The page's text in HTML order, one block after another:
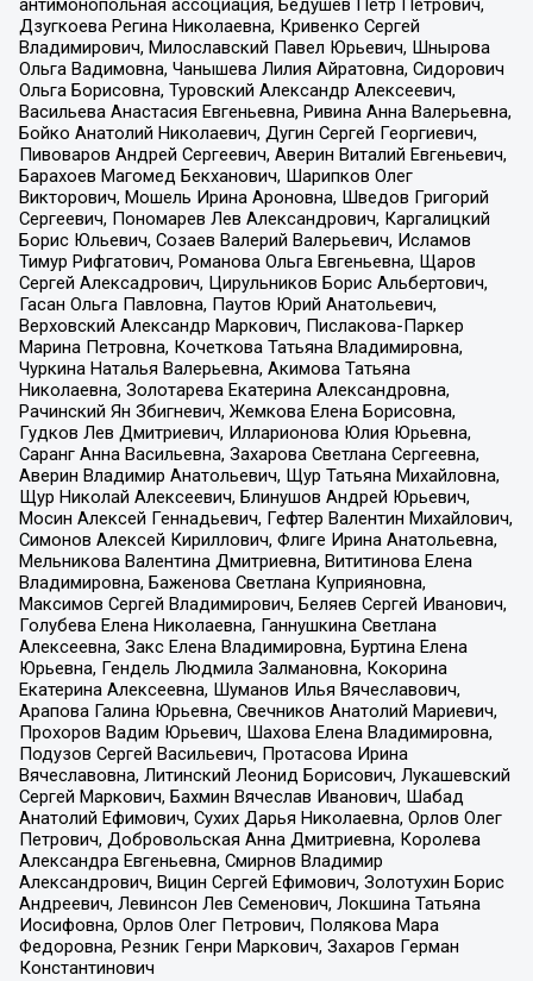
антимонопольная ассоциация, Бедушев Петр Петрович,
Дзугкоева Регина Николаевна, Кривенко Сергей
Владимирович, Милославский Павел Юрьевич, Шнырова
Ольга Вадимовна, Чанышева Лилия Айратовна, Сидорович
Ольга Борисовна, Туровский Александр Алексеевич,
Васильева Анастасия Евгеньевна, Ривина Анна Валерьевна,
Бойко Анатолий Николаевич, Дугин Сергей Георгиевич,
Пивоваров Андрей Сергеевич, Аверин Виталий Евгеньевич,
Барахоев Магомед Бекханович, Шарипков Олег
Викторович, Мошель Ирина Ароновна, Шведов Григорий
Сергеевич, Пономарев Лев Александрович, Каргалицкий
Борис Юльевич, Созаев Валерий Валерьевич, Исламов
Тимур Рифгатович, Романова Ольга Евгеньевна, Щаров
Сергей Алексадрович, Цирульников Борис Альбертович,
Гасан Ольга Павловна, Паутов Юрий Анатольевич,
Верховский Александр Маркович, Пислакова-Паркер
Марина Петровна, Кочеткова Татьяна Владимировна,
Чуркина Наталья Валерьевна, Акимова Татьяна
Николаевна, Золотарева Екатерина Александровна,
Рачинский Ян Збигневич, Жемкова Елена Борисовна,
Гудков Лев Дмитриевич, Илларионова Юлия Юрьевна,
Саранг Анна Васильевна, Захарова Светлана Сергеевна,
Аверин Владимир Анатольевич, Щур Татьяна Михайловна,
Щур Николай Алексеевич, Блинушов Андрей Юрьевич,
Мосин Алексей Геннадьевич, Гефтер Валентин Михайлович,
Симонов Алексей Кириллович, Флиге Ирина Анатольевна,
Мельникова Валентина Дмитриевна, Вититинова Елена
Владимировна, Баженова Светлана Куприяновна,
Максимов Сергей Владимирович, Беляев Сергей Иванович,
Голубева Елена Николаевна, Ганнушкина Светлана
Алексеевна, Закс Елена Владимировна, Буртина Елена
Юрьевна, Гендель Людмила Залмановна, Кокорина
Екатерина Алексеевна, Шуманов Илья Вячеславович,
Арапова Галина Юрьевна, Свечников Анатолий Мариевич,
Прохоров Вадим Юрьевич, Шахова Елена Владимировна,
Подузов Сергей Васильевич, Протасова Ирина
Вячеславовна, Литинский Леонид Борисович, Лукашевский
Сергей Маркович, Бахмин Вячеслав Иванович, Шабад
Анатолий Ефимович, Сухих Дарья Николаевна, Орлов Олег
Петрович, Добровольская Анна Дмитриевна, Королева
Александра Евгеньевна, Смирнов Владимир
Александрович, Вицин Сергей Ефимович, Золотухин Борис
Андреевич, Левинсон Лев Семенович, Локшина Татьяна
Иосифовна, Орлов Олег Петрович, Полякова Мара
Федоровна, Резник Генри Маркович, Захаров Герман
Константинович